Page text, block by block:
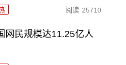
阅读 25710
网民规模达11.25亿人